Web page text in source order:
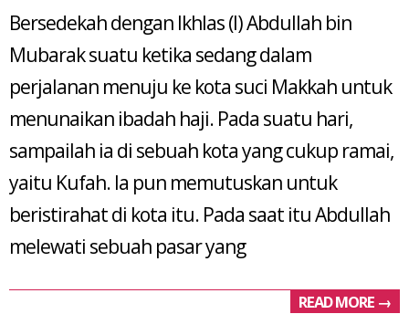
20
Bersedekah dengan Ikhlas (I) Abdullah bin
Mubarak suatu ketika sedang dalam
perjalanan menuju ke kota suci Makkah untuk
menunaikan ibadah haji. Pada suatu hari,
sampailah ia di sebuah kota yang cukup ramai,
yaitu Kufah. Ia pun memutuskan untuk
beristirahat di kota itu. Pada saat itu Abdullah
melewati sebuah pasar yang
READ MORE →